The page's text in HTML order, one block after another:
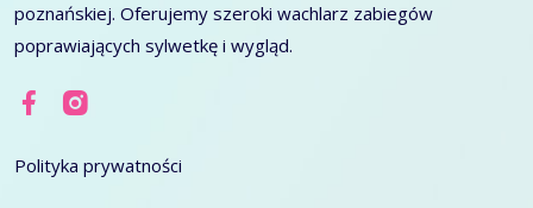
poznańskiej. Oferujemy szeroki wachlarz zabiegów
poprawiających sylwetkę i wygląd.
Polityka prywatności